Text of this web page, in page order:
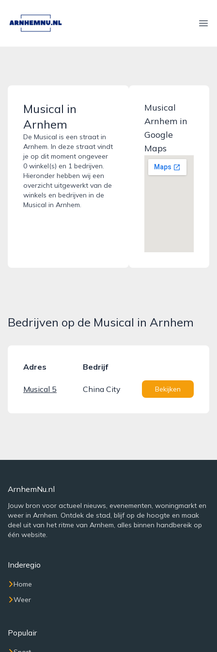
arnhemnu.nl
Musical in
Arnhem
De Musical is een straat in
Arnhem. In deze straat vindt
je op dit moment ongeveer
0 winkel(s) en 1 bedrijven.
Hieronder hebben wij een
overzicht uitgewerkt van de
winkels en bedrijven in de
Musical in Arnhem.
Musical
Arnhem in
Google
Maps
Bedrijven op de Musical in Arnhem
Adres Bedrijf
Musical 5 China City Bekijken
ArnhemNu.nl
Jouw bron voor actueel nieuws, evenementen, woningmarkt en
weer in Arnhem. Ontdek de stad, blijf op de hoogte en maak
deel uit van het ritme van Arnhem, alles binnen handbereik op
één website.
Inderegio
Home
Weer
Populair